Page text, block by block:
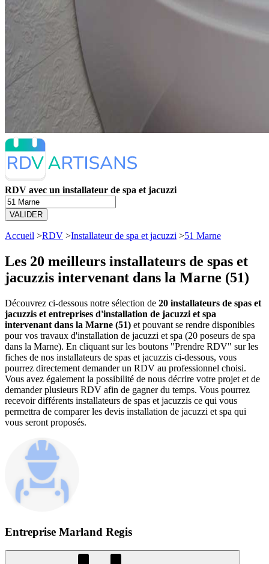
RDV avec un installateur de spa et jacuzzi
VALIDER
Accueil >RDV >Installateur de spa et jacuzzi >51 Marne
Les 20 meilleurs installateurs de spas et
jacuzzis intervenant dans la Marne (51)
Découvrez ci-dessous notre sélection de 20 installateurs de spas et
jacuzzis et entreprises d'installation de jacuzzi et spa
intervenant dans la Marne (51) et pouvant se rendre disponibles
pour vos travaux d'installation de jacuzzi et spa (20 poseurs de spa
dans la Marne). En cliquant sur les boutons "Prendre RDV" sur les
fiches de nos installateurs de spas et jacuzzis ci-dessous, vous
pourrez directement demander un RDV au professionnel choisi.
Vous avez également la possibilité de nous décrire votre projet et de
demander plusieurs RDV afin de gagner du temps. Vous pourrez
recevoir différents installateurs de spas et jacuzzis ce qui vous
permettra de comparer les devis installation de jacuzzi et spa qui
vous seront proposés.
Entreprise Marland Regis